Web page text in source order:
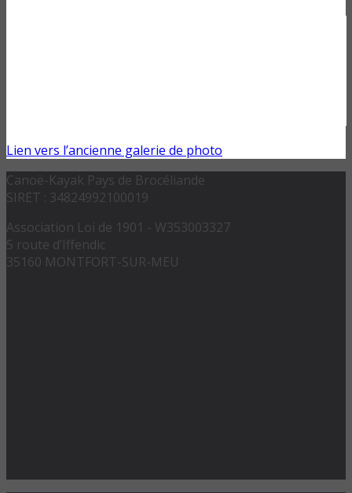
Lien vers l’ancienne galerie de photo
Canoë-Kayak Pays de Brocéliande
SIRET : 34824992100019
Association Loi de 1901 - W353003327
5 route d’Iffendic
35160 MONTFORT-SUR-MEU